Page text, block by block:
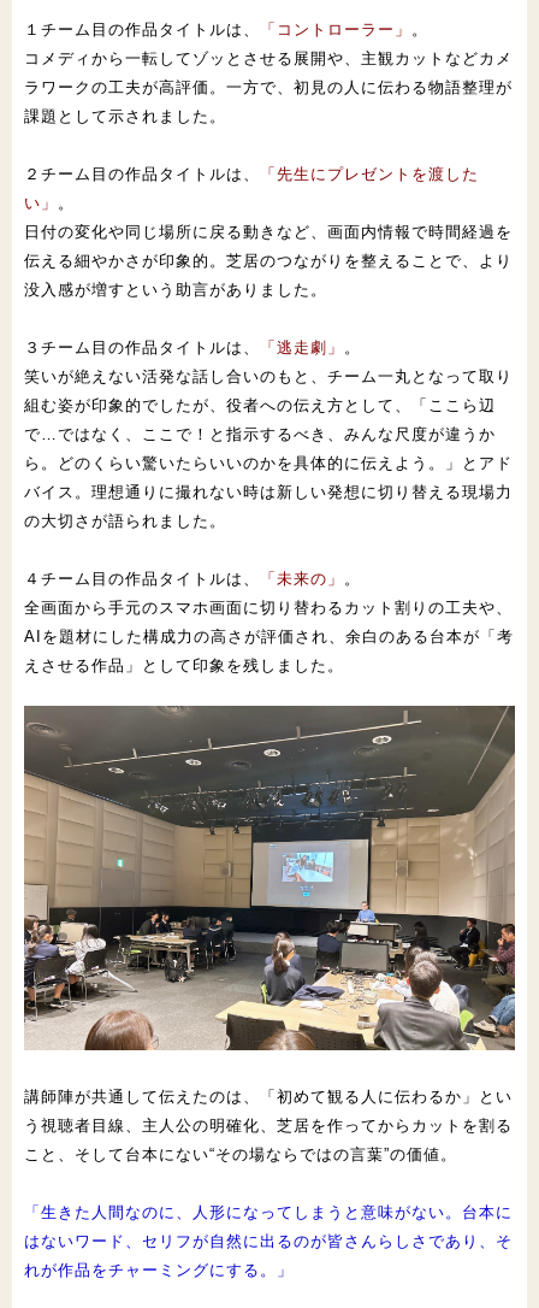
１チーム目の作品タイトルは、 「コントローラー」 。
コメディから 一転してゾッとさせる展開や、主観カットなどカメ
ラワークの工夫が高評価。一方で、初見の人に伝わる物語整理が
課題として示され ました。
２チーム目の作品タイトルは、
「先生にプレゼントを渡した
い」 。
日付の変化や同じ場所に戻る動きなど、画面内情報で時間経過を
伝 える細やかさが印象的。芝居のつながりを整えることで、より
没入 感が増すという助言がありました。
３チーム目の作品タイトルは、 「逃走劇」 。
笑いが絶えない活発な話 し合いのもと、チーム一丸となって取り
組む姿が印象的でしたが、 役者への伝え方として、「ここら辺
で…ではなく、ここで！と指示するべき、みんな尺度が違うか
ら。どのくらい驚いたらいいのかを具体的に伝えよう。」とアド
バイス。理想通りに撮れない時は新し い発想に切り替える現場力
の大切さが語られました。
４チーム目の作品タイトルは、 「未来の」 。
全画面から手元のスマホ画面に切り替わるカット割りの工夫や、
AIを題材にした構成力 の高さが評価され、余白のある台本が「考
えさせる作品」
として印象を残しました。
講師陣が共通して伝えたのは、「初めて観る人に伝わるか」とい
う 視聴者目線、主人公の明確化、芝居を作ってからカットを割る
こと
、そして台本にない“その場ならではの言葉”の価値。
「生きた人間なのに、人形になってしまうと意味がない。 台本に
はないワード、セリフが自然に出るのが皆さんらしさであり
、そ
れが作品をチャーミングにする。」